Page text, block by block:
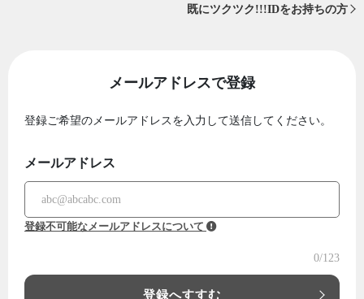
既にツクツク!!!IDをお持ちの方
メールアドレスで登録
登録ご希望のメールアドレスを入力して送信してください。
メールアドレス
登録不可能なメールアドレスについて
0/123
登録へすすむ